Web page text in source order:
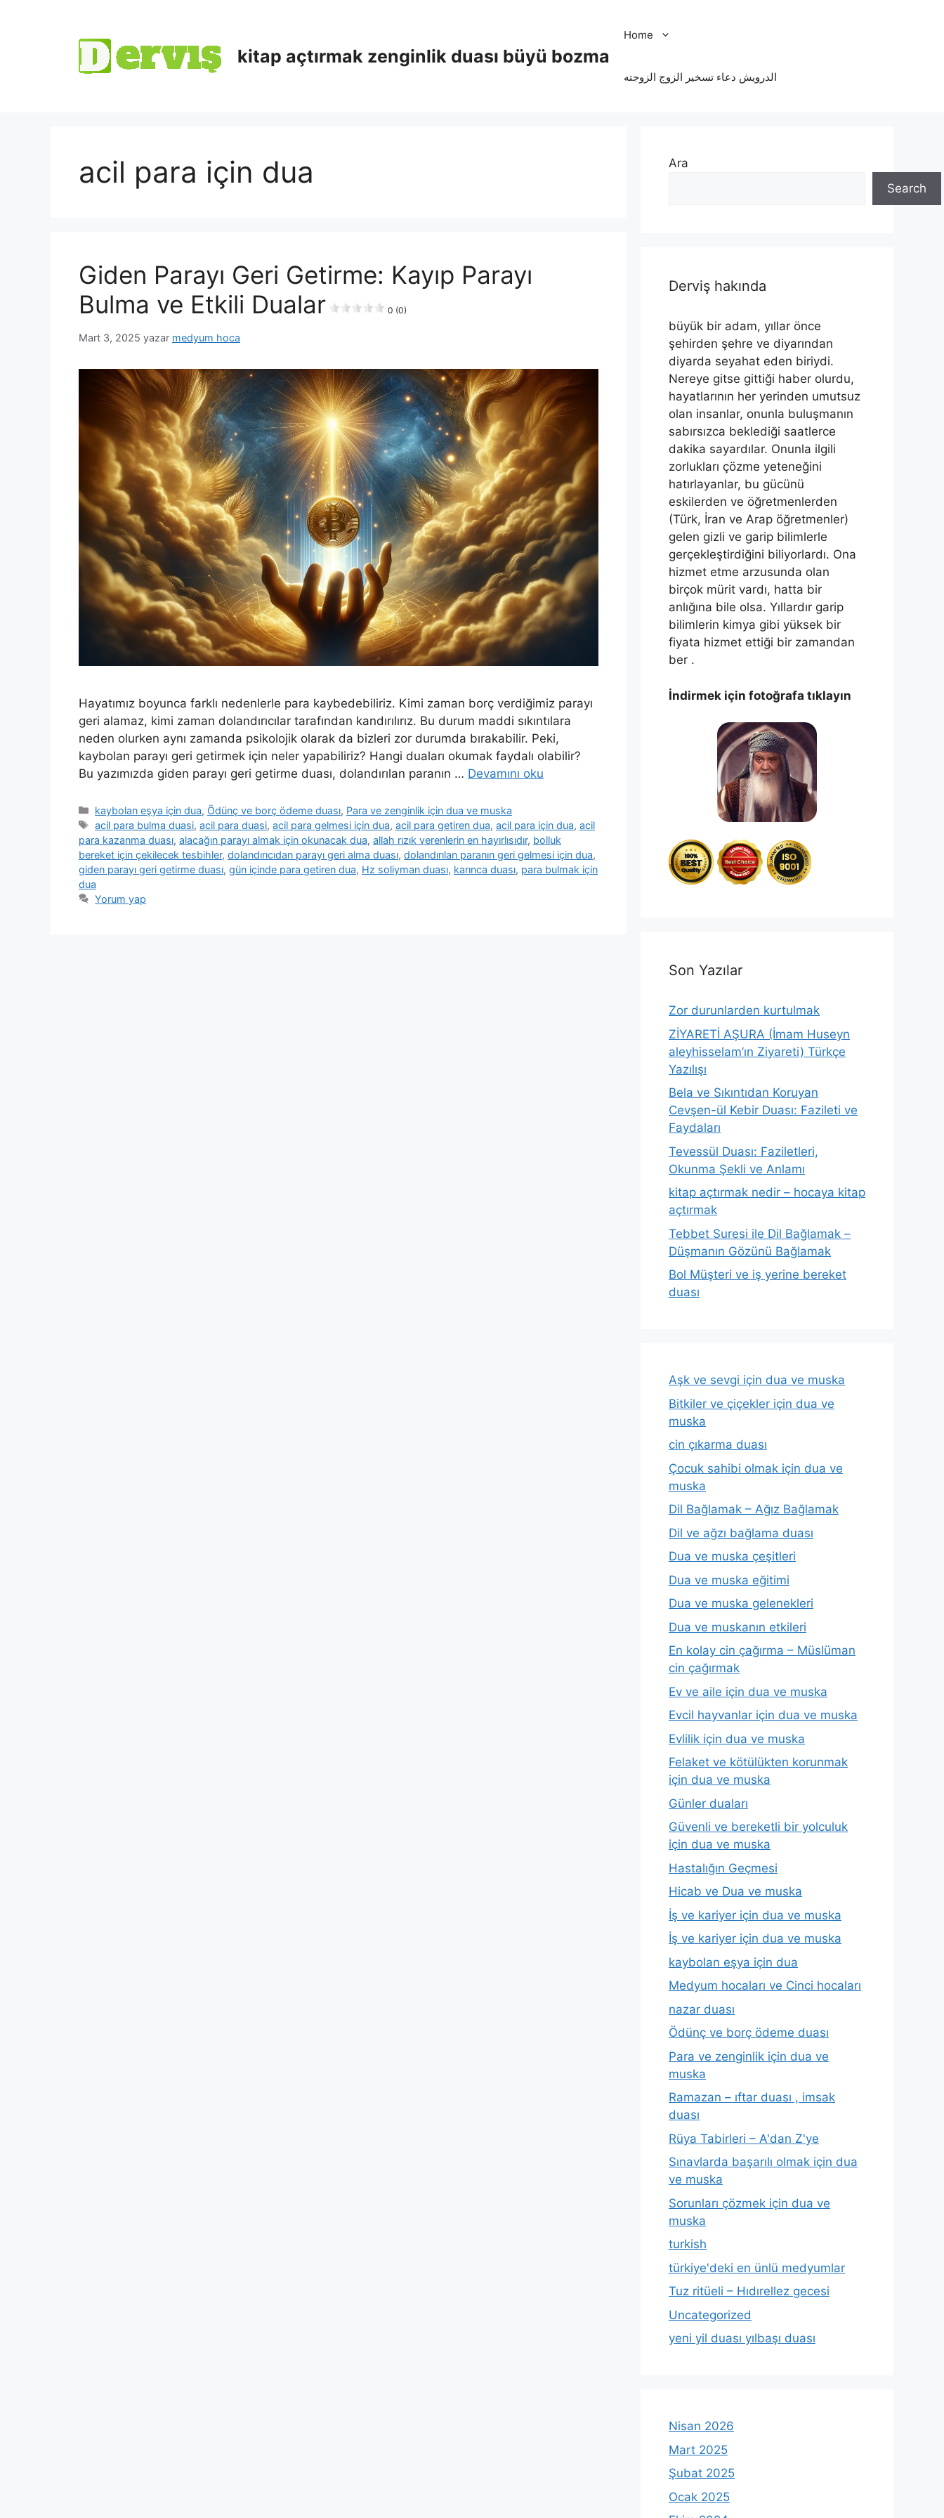
kitap açtırmak zenginlik duası büyü bozma
Home
الدرویش دعاء تسخير الزوج الزوجته
acil para için dua
Giden Parayı Geri Getirme: Kayıp Parayı
Bulma ve Etkili Dualar
0 (0)
Mart 3, 2025 yazar medyum hoca
Hayatımız boyunca farklı nedenlerle para kaybedebiliriz. Kimi zaman borç verdiğimiz parayı
geri alamaz, kimi zaman dolandırıcılar tarafından kandırılırız. Bu durum maddi sıkıntılara
neden olurken aynı zamanda psikolojik olarak da bizleri zor durumda bırakabilir. Peki,
kaybolan parayı geri getirmek için neler yapabiliriz? Hangi duaları okumak faydalı olabilir?
Bu yazımızda giden parayı geri getirme duası, dolandırılan paranın … Devamını oku
kaybolan eşya için dua, Ödünç ve borç ödeme duası, Para ve zenginlik için dua ve muska
acil para bulma duasi,acil para duasi,acil para gelmesi için dua,acil para getiren dua,acil para için dua,acil
para kazanma duası, alacağın parayı almak için okunacak dua, allah rızık verenlerin en hayırlısıdır, bolluk
bereket için çekilecek tesbihler, dolandırıcıdan parayı geri alma duası, dolandırılan paranın geri gelmesi için dua,
giden parayı geri getirme duası, gün içinde para getiren dua, Hz soliyman duası, karınca duası, para bulmak için
dua
Yorum yap
Ara
Search
Derviş hakında
büyük bir adam, yıllar önce
şehirden şehre ve diyarından
diyarda seyahat eden biriydi.
Nereye gitse gittiği haber olurdu,
hayatlarının her yerinden umutsuz
olan insanlar, onunla buluşmanın
sabırsızca beklediği saatlerce
dakika sayardılar. Onunla ilgili
zorlukları çözme yeteneğini
hatırlayanlar, bu gücünü
eskilerden ve öğretmenlerden
(Türk, İran ve Arap öğretmenler)
gelen gizli ve garip bilimlerle
gerçekleştirdiğini biliyorlardı. Ona
hizmet etme arzusunda olan
birçok mürit vardı, hatta bir
anlığına bile olsa. Yıllardır garip
bilimlerin kimya gibi yüksek bir
fiyata hizmet ettiği bir zamandan
ber .
İndirmek için fotoğrafa tıklayın
Son Yazılar
Zor durunlarden kurtulmak
ZİYARETİ AŞURA (İmam Huseyn
aleyhisselam’ın Ziyareti) Türkçe
Yazılışı
Bela ve Sıkıntıdan Koruyan
Cevşen-ül Kebir Duası: Fazileti ve
Faydaları
Tevessül Duası: Faziletleri,
Okunma Şekli ve Anlamı
kitap açtırmak nedir – hocaya kitap
açtırmak
Tebbet Suresi ile Dil Bağlamak –
Düşmanın Gözünü Bağlamak
Bol Müşteri ve iş yerine bereket
duası
Aşk ve sevgi için dua ve muska
Bitkiler ve çiçekler için dua ve
muska
cin çıkarma duası
Çocuk sahibi olmak için dua ve
muska
Dil Bağlamak – Ağız Bağlamak
Dil ve ağzı bağlama duası
Dua ve muska çeşitleri
Dua ve muska eğitimi
Dua ve muska gelenekleri
Dua ve muskanın etkileri
En kolay cin çağırma – Müslüman
cin çağırmak
Ev ve aile için dua ve muska
Evcil hayvanlar için dua ve muska
Evlilik için dua ve muska
Felaket ve kötülükten korunmak
için dua ve muska
Günler duaları
Güvenli ve bereketli bir yolculuk
için dua ve muska
Hastalığın Geçmesi
Hicab ve Dua ve muska
İş ve kariyer için dua ve muska
İş ve kariyer için dua ve muska
kaybolan eşya için dua
Medyum hocaları ve Cinci hocaları
nazar duası
Ödünç ve borç ödeme duası
Para ve zenginlik için dua ve
muska
Ramazan – ıftar duası , imsak
duası
Rüya Tabirleri – A'dan Z'ye
Sınavlarda başarılı olmak için dua
ve muska
Sorunları çözmek için dua ve
muska
turkish
türkiye'deki en ünlü medyumlar
Tuz ritüeli – Hıdırellez gecesi
Uncategorized
yeni yil duası yılbaşı duası
Nisan 2026
Mart 2025
Şubat 2025
Ocak 2025